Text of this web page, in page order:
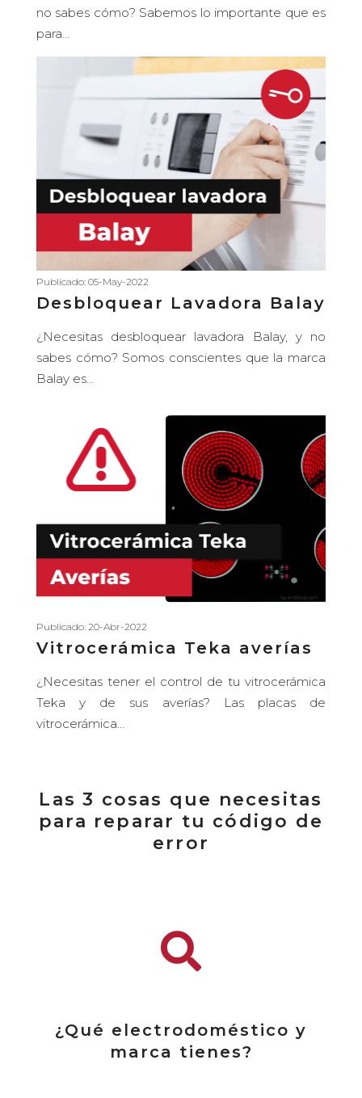
no sabes cómo? Sabemos lo importante que es
para...
Publicado: 05-May-2022
Desbloquear Lavadora Balay
¿Necesitas desbloquear lavadora Balay, y no
sabes cómo? Somos conscientes que la marca
Balay es...
Publicado: 20-Abr-2022
Vitrocerámica Teka averías
¿Necesitas tener el control de tu vitrocerámica
Teka y de sus averías? Las placas de
vitrocerámica...
Las 3 cosas que necesitas
para reparar tu código de
error
¿Qué electrodoméstico y
marca tienes?